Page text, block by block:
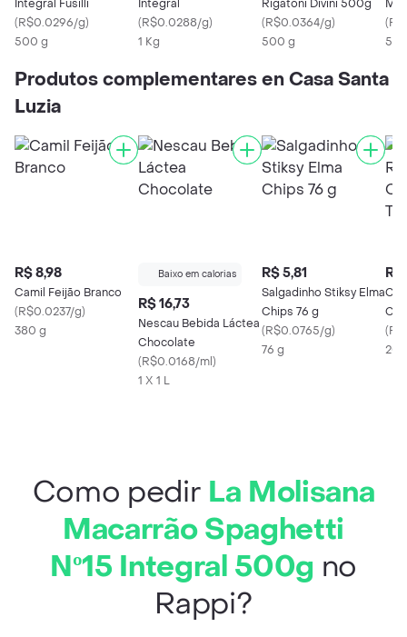
Integral Fusilli
(R$0.0296/g)
500 g
Integral
(R$0.0288/g)
1 Kg
Rigatoni Divini 500g
(R$0.0364/g)
500 g
(
Produtos complementares en Casa Santa
Luzia
R$ 8,98
Camil Feijão Branco
(R$0.0237/g)
380 g
Baixo em calorias
R$ 16,73
Nescau Bebida Láctea
Chocolate
(R$0.0168/ml)
1 X 1 L
R$ 5,81
Salgadinho Stiksy Elma
Chips 76 g
(R$0.0765/g)
76 g
R$
(
Como pedir La Molisana
Macarrão Spaghetti
Nº15 Integral 500g no
Rappi?